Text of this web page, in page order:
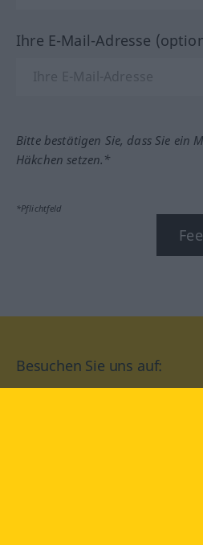
Ihre E-Mail-Adresse
Bitte bestätigen Sie, dass Sie ein
Häkchen setzen.*
*Pflichtfeld
Besuchen Sie uns auf: